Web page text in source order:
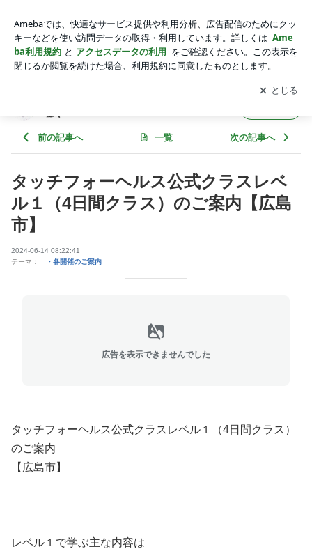
案内【広島市】 | 魂の選ぶ声を聴く ～こころとからだの声を
聴く～
アプリをダウンロードして ブログの更新通知
を受け取りまし
ょう。
開く
聴く～
前の記事へ 一覧 次の記事へ
タッチフォーヘルス公式クラスレベ
ル１（4日間クラス）のご案内【広島
市】
2024-06-14 08:22:41
テーマ：
・各開催のご案内
広告を表示できませんでした
タッチフォーヘルス公式クラスレベル１（4日間クラス）
のご案内
【広島市】
レベル１で学ぶ主な内容は